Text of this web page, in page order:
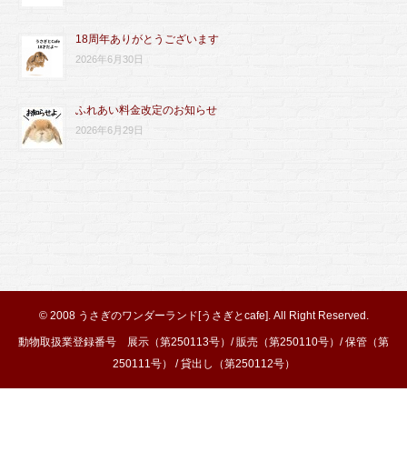
18周年ありがとうございます
2026年6月30日
ふれあい料金改定のお知らせ
2026年6月29日
© 2008 うさぎのワンダーランド[うさぎとcafe]. All Right Reserved.
動物取扱業登録番号 展示（第250113号）/ 販売（第250110号）/ 保管（第
250111号） / 貸出し（第250112号）